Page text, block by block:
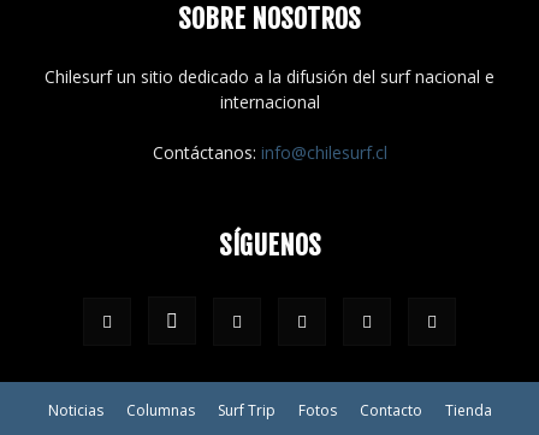
SOBRE NOSOTROS
Chilesurf un sitio dedicado a la difusión del surf nacional e
internacional
Contáctanos: info@chilesurf.cl
SÍGUENOS
Noticias Columnas Surf Trip Fotos Contacto Tienda